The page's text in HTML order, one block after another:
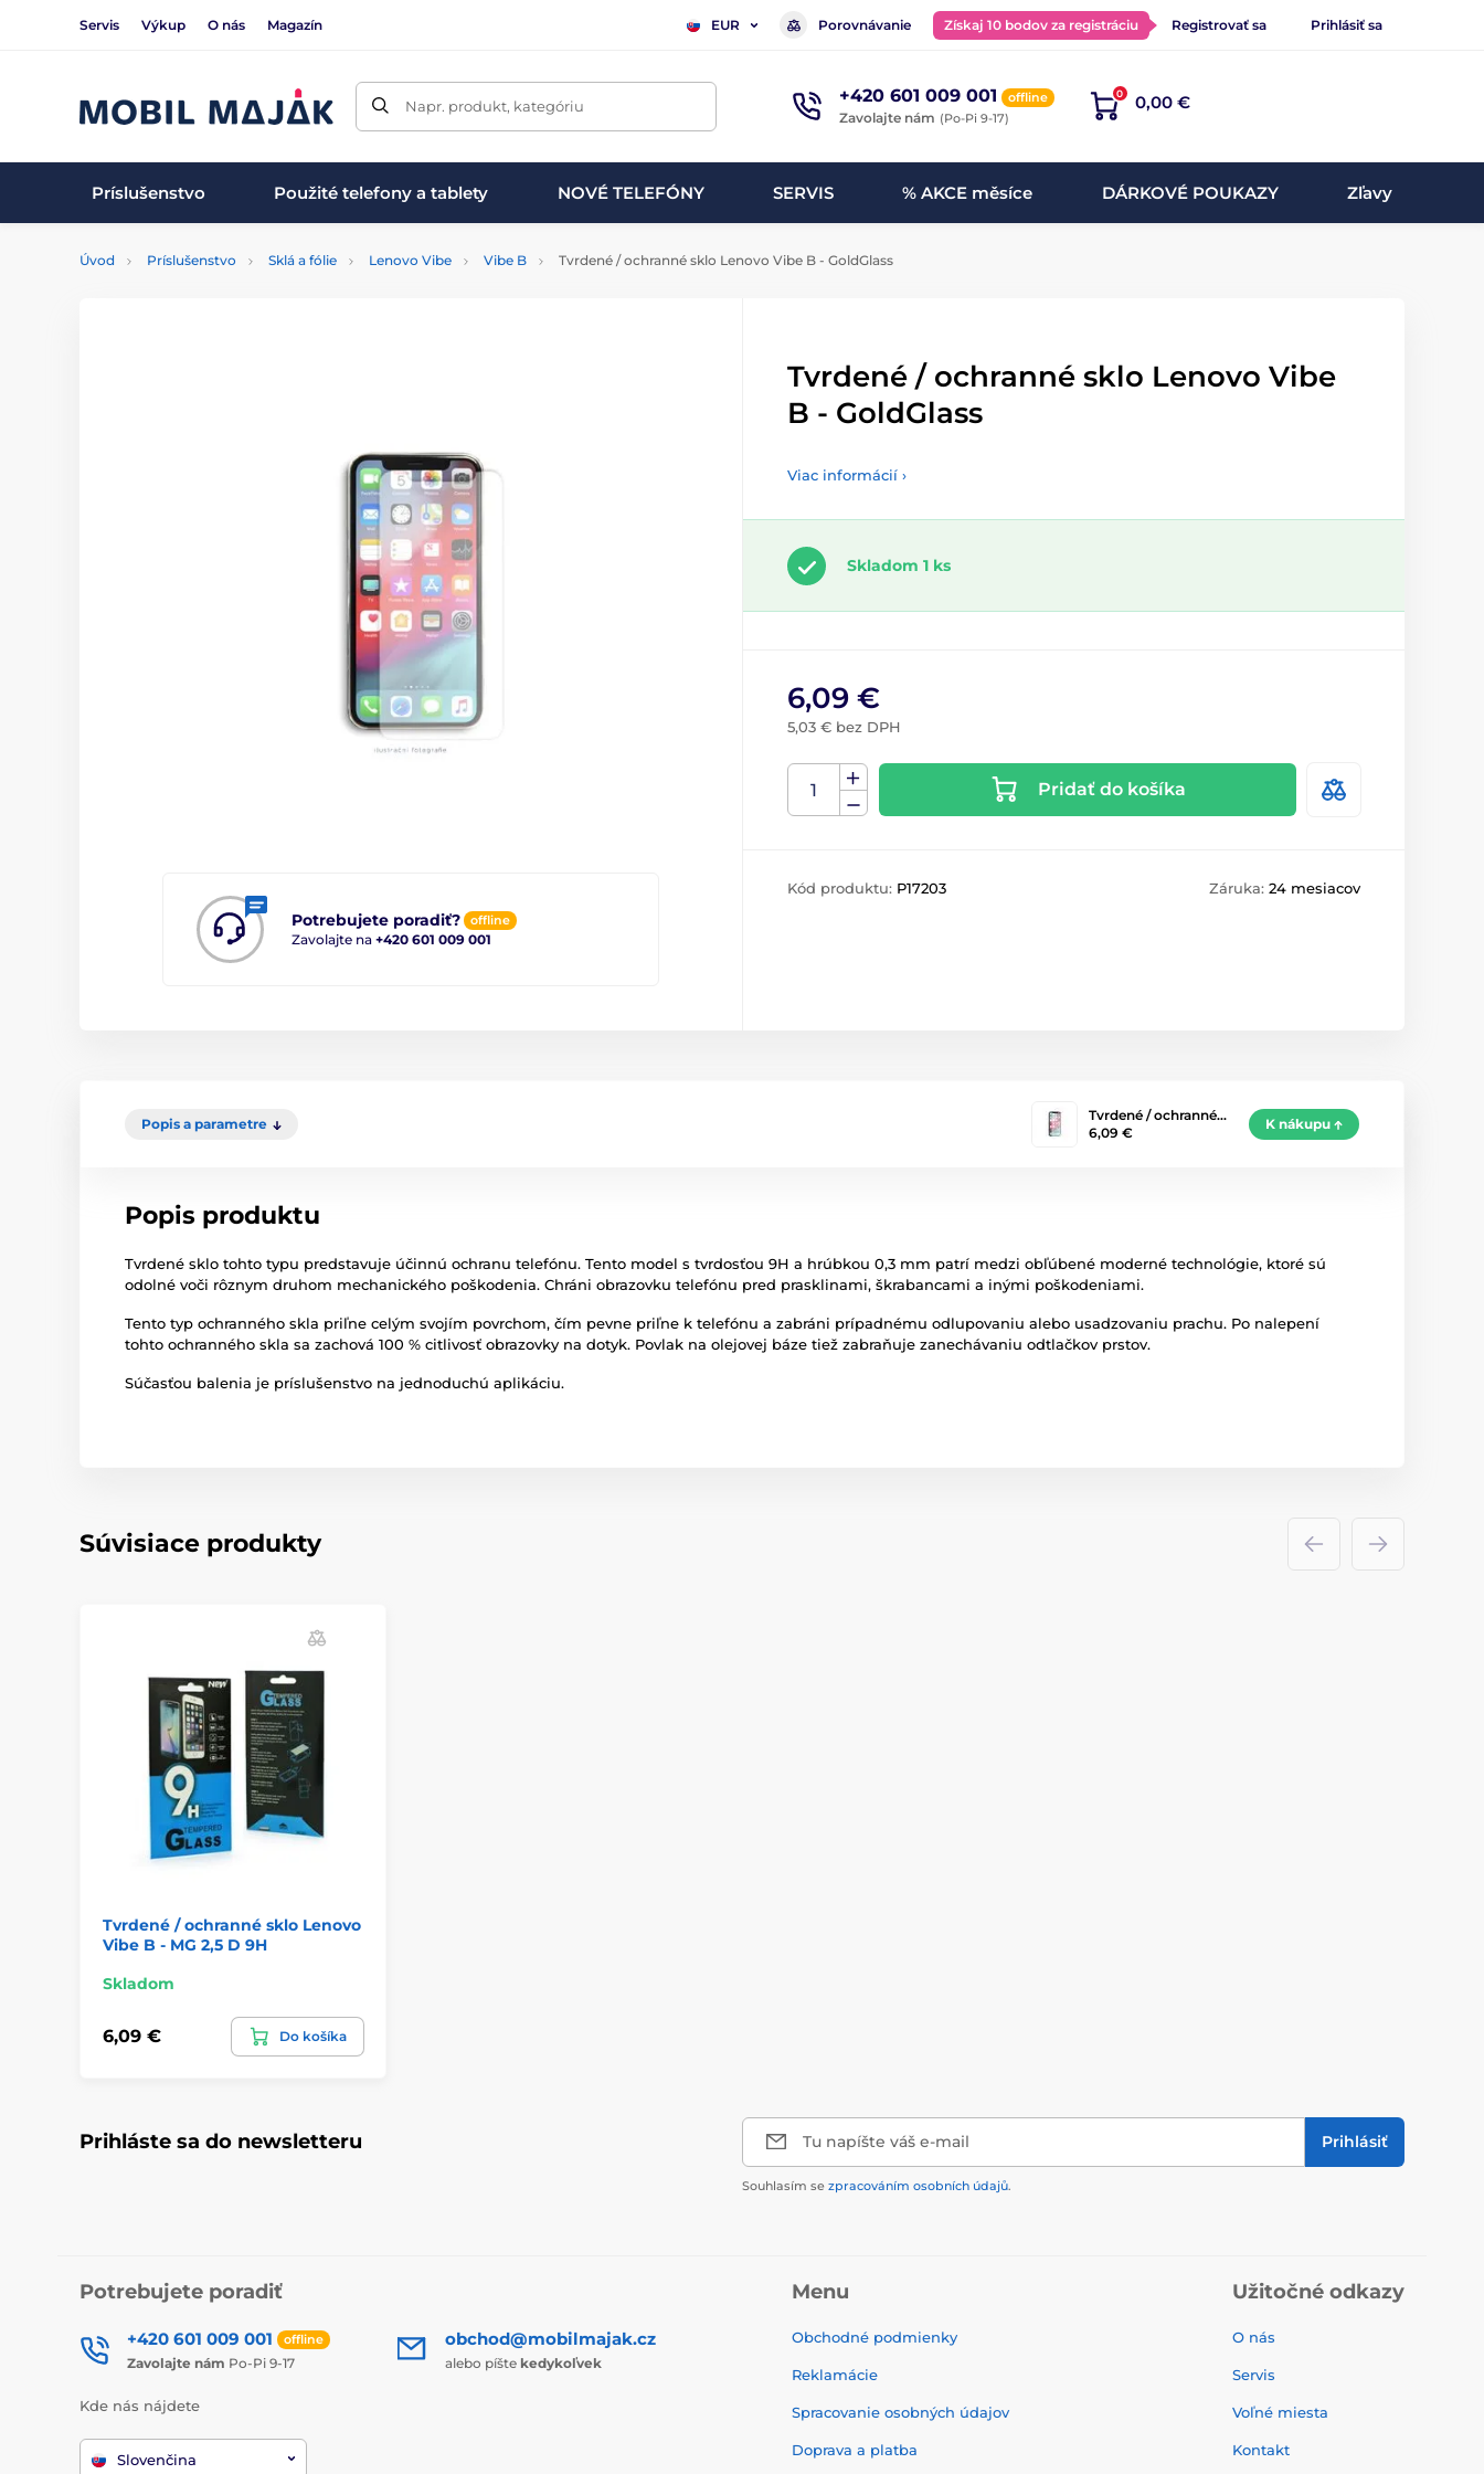
Servis Výkup O nás Magazín EUR Porovnávanie Získaj 10 bodov za registráciu Registrovať sa Prihlásiť sa
Napr. produkt, kategóriu +420 601 009 001 offline
Zavolajte nám (Po-Pi 9-17)
0 0,00 €
Príslušenstvo Použité telefony a tablety NOVÉ TELEFÓNY SERVIS % AKCE měsíce DÁRKOVÉ POUKAZY Zľavy
Úvod Príslušenstvo Sklá a fólie Lenovo Vibe Vibe B Tvrdené / ochranné sklo Lenovo Vibe B - GoldGlass
Potrebujete poradiť? offline
Zavolajte na +420 601 009 001
Tvrdené / ochranné sklo Lenovo Vibe
B - GoldGlass
Viac informácií ›
Skladom 1 ks
6,09 €
5,03 € bez DPH
Pridať do košíka
Kód produktu: P17203 Záruka: 24 mesiacov
Popis a parametre
Tvrdené / ochranné…
6,09 €
K nákupu
Popis produktu
Tvrdené sklo tohto typu predstavuje účinnú ochranu telefónu. Tento model s tvrdosťou 9H a hrúbkou 0,3 mm patrí medzi obľúbené moderné technológie, ktoré sú
odolné voči rôznym druhom mechanického poškodenia. Chráni obrazovku telefónu pred prasklinami, škrabancami a inými poškodeniami.
Tento typ ochranného skla priľne celým svojím povrchom, čím pevne priľne k telefónu a zabráni prípadnému odlupovaniu alebo usadzovaniu prachu. Po nalepení
tohto ochranného skla sa zachová 100 % citlivosť obrazovky na dotyk. Povlak na olejovej báze tiež zabraňuje zanechávaniu odtlačkov prstov.
Súčasťou balenia je príslušenstvo na jednoduchú aplikáciu.
Súvisiace produkty
Tvrdené / ochranné sklo Lenovo
Vibe B - MG 2,5 D 9H
Skladom
6,09 € Do košíka
Prihláste sa do newsletteru Tu napíšte váš e-mail Prihlásiť
Souhlasím se zpracováním osobních údajů.
Potrebujete poradiť
+420 601 009 001 offline
Zavolajte nám Po-Pi 9-17
obchod@mobilmajak.cz
alebo píšte kedykoľvek
Kde nás nájdete
Slovenčina
Menu
Obchodné podmienky
Reklamácie
Spracovanie osobných údajov
Doprava a platba
Užitočné odkazy
O nás
Servis
Voľné miesta
Kontakt